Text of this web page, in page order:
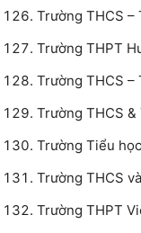
Trường THCS –
Trường THPT
Trường THCS –
Trường THCS
Trường Tiểu
Trường THCS
Trường THPT